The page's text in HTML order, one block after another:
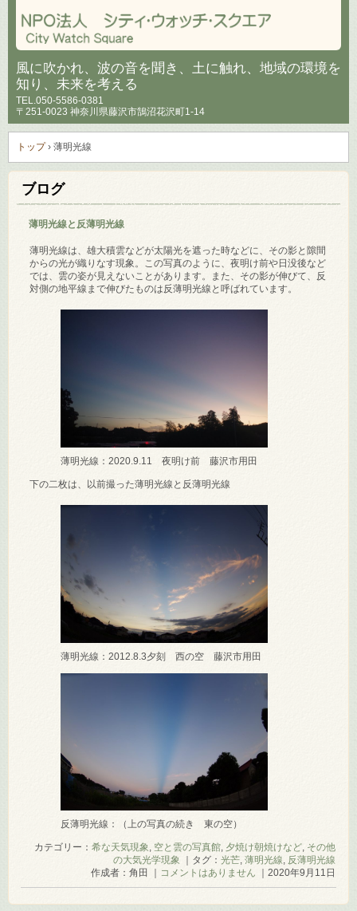
風に吹かれ、波の音を聞き、土に触れ、地域の環境を
知り、未来を考える
TEL.050-5586-0381
〒251-0023 神奈川県藤沢市鵠沼花沢町1-14
トップ› 薄明光線
ブログ
薄明光線と反薄明光線
薄明光線は、雄大積雲などが太陽光を遮った時などに、その影と隙間
からの光が織りなす現象。この写真のように、夜明け前や日没後など
では、雲の姿が見えないことがあります。また、その影が伸びて、反
対側の地平線まで伸びたものは反薄明光線と呼ばれています。
薄明光線：2020.9.11 夜明け前 藤沢市用田
下の二枚は、以前撮った薄明光線と反薄明光線
薄明光線：2012.8.3夕刻 西の空 藤沢市用田
反薄明光線：（上の写真の続き 東の空）
カテゴリー： 希な天気現象, 空と雲の写真館, 夕焼け朝焼けなど, その他
の大気光学現象 ｜タグ： 光芒, 薄明光線, 反薄明光線
作成者：角田 ｜
コメントはありません ｜2020年9月11日